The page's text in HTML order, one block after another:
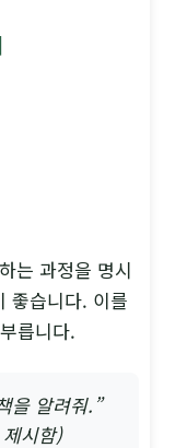
는 과정을 명시
좋습니다. 이를
릅니다.
을 알려줘.”
시함)